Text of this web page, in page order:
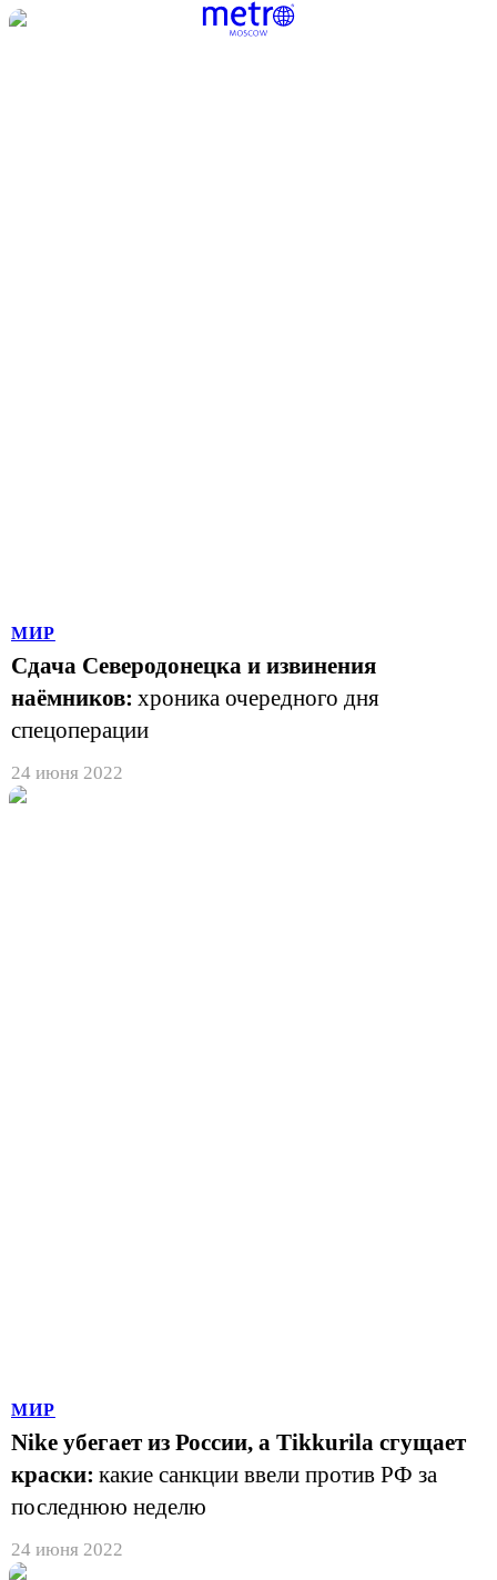
МИР
Сдача Северодонецка и извинения
наёмников: хроника очередного дня
спецоперации
24 июня 2022
МИР
Nike убегает из России, а Tikkurila сгущает
краски: какие санкции ввели против РФ за
последнюю неделю
24 июня 2022